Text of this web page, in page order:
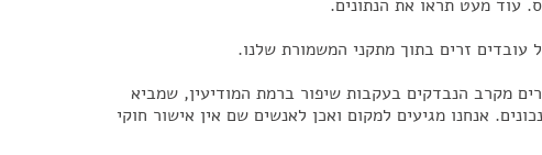
עוד מעט תראו את הנתונים.
עובדים זרים בתוך מתקני המשמורת שלנו.
מקרב הנבדקים בעקבות שיפור ברמת המודיעין, שמביא
אנחנו מגיעים למקום ואכן לאנשים שם אין אישור חוקי